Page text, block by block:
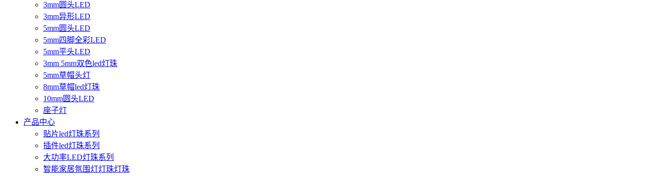
3mm圆头LED
3mm异形LED
5mm圆头LED
5mm四脚全彩LED
5mm平头LED
3mm 5mm双色led灯珠
5mm草帽头灯
8mm草帽led灯珠
10mm圆头LED
座子灯
产品中心
贴片led灯珠系列
插件led灯珠系列
大功率LED灯珠系列
智能家居氛围灯灯珠灯珠